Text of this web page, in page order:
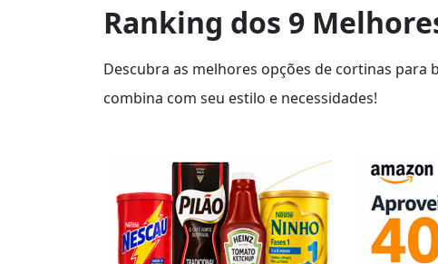
Ranking dos 9
Descubra as melhores opções de cortinas para
combina com seu estilo e necessidades!